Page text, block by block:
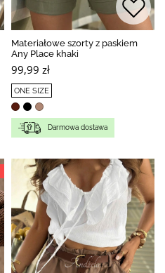
Materiałowe szorty z paskiem
Any Place khaki
99,99 zł
ONE SIZE
Darmowa dostawa